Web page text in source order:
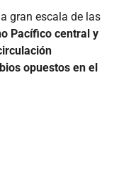
gran escala de las
Pacífico central y
opuestos en el